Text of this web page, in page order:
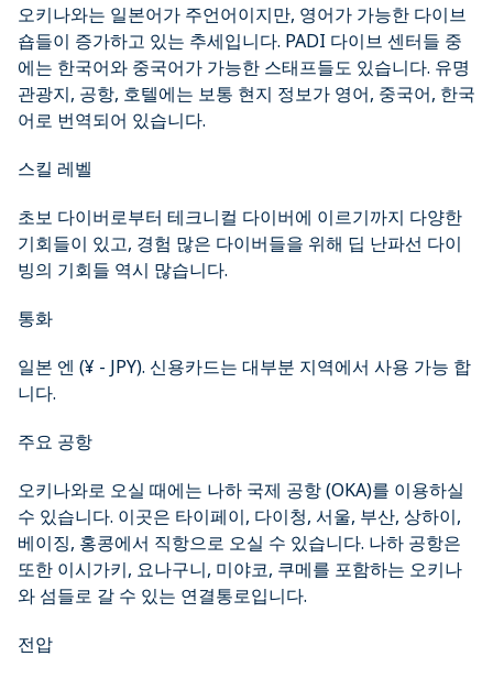
오키나와는 일본어가 주언어이지만, 영어가 가능한 다이브
숍들이 증가하고 있는 추세입니다. PADI 다이브 센터들 중
에는 한국어와 중국어가 가능한 스태프들도 있습니다. 유명
관광지, 공항, 호텔에는 보통 현지 정보가 영어, 중국어, 한국
어로 번역되어 있습니다.
스킬 레벨
초보 다이버로부터 테크니컬 다이버에 이르기까지 다양한
기회들이 있고, 경험 많은 다이버들을 위해 딥 난파선 다이
빙의 기회들 역시 많습니다.
통화
일본 엔 (¥ - JPY). 신용카드는 대부분 지역에서 사용 가능 합
니다.
주요 공항
오키나와로 오실 때에는 나하 국제 공항 (OKA)를 이용하실
수 있습니다. 이곳은 타이페이, 다이청, 서울, 부산, 상하이,
베이징, 홍콩에서 직항으로 오실 수 있습니다. 나하 공항은
또한 이시가키, 요나구니, 미야코, 쿠메를 포함하는 오키나
와 섬들로 갈 수 있는 연결통로입니다.
전압